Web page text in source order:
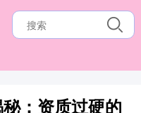
：资质过硬的